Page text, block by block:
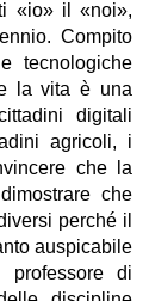
«io» il «noi»,
Compito
tecnologiche
la vita è una
digitali
agricoli, i
che la
che
perché il
auspicabile
professore di